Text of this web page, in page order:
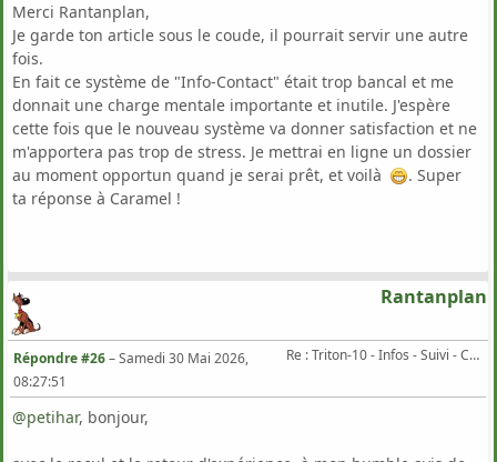
Merci Rantanplan,
Je garde ton article sous le coude, il pourrait servir une autre
fois.
En fait ce système de "Info-Contact" était trop bancal et me
donnait une charge mentale importante et inutile. J'espère
cette fois que le nouveau système va donner satisfaction et ne
m'apportera pas trop de stress. Je mettrai en ligne un dossier
au moment opportun quand je serai prêt, et voilà
. Super
ta réponse à Caramel !
Rantanplan
Re : Triton-10 - Infos - Suivi - Corrections...
Répondre #26–Samedi 30 Mai 2026,
08:27:51
@petihar, bonjour,